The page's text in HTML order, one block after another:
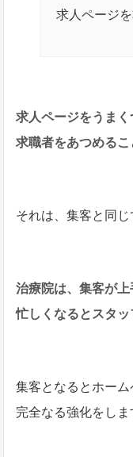
求人ページ
求人ページをうまく
求職者をあつめるこ
それは、集客と同じ
治療院は、集客が上
忙しくなるとスタッ
集客となるとホーム
完全なる強化をしま